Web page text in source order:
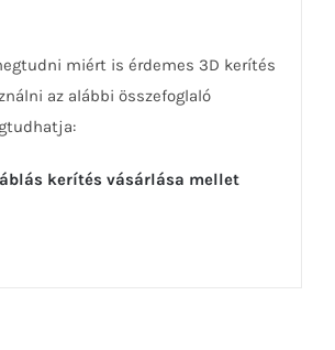
miért is érdemes 3D kerítés
az alábbi összefoglaló
kerítés vásárlása mellet